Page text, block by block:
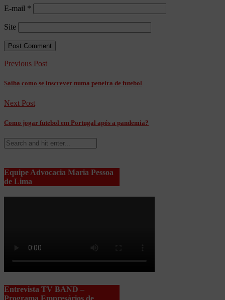
E-mail *
Site
Previous Post
Saiba como se inscrever numa peneira de futebol
Next Post
Como jogar futebol em Portugal após a pandemia?
Equipe Advocacia Maria Pessoa
de Lima
Entrevista TV BAND –
Programa Empresários de